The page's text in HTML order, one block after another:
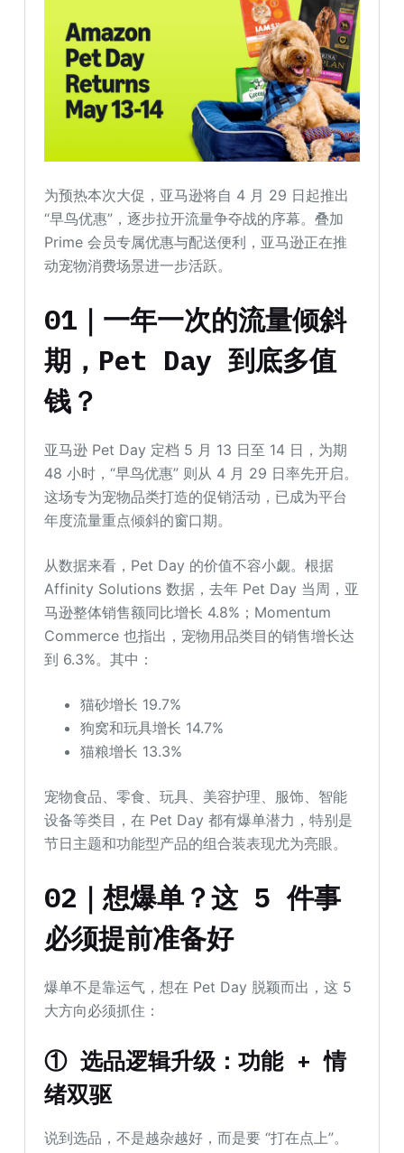
为预热本次大促，亚马逊将自 4 月 29 日起推出
“早鸟优惠”，逐步拉开流量争夺战的序幕。叠加
Prime 会员专属优惠与配送便利，亚马逊正在推
动宠物消费场景进一步活跃。
01｜一年一次的流量倾斜
期，Pet Day 到底多值
钱？
亚马逊 Pet Day 定档 5 月 13 日至 14 日，为期
48 小时，“早鸟优惠” 则从 4 月 29 日率先开启。
这场专为宠物品类打造的促销活动，已成为平台
年度流量重点倾斜的窗口期。
从数据来看，Pet Day 的价值不容小觑。根据
Affinity Solutions 数据，去年 Pet Day 当周，亚
马逊整体销售额同比增长 4.8%；Momentum
Commerce 也指出，宠物用品类目的销售增长达
到 6.3%。其中：
猫砂增长 19.7%
狗窝和玩具增长 14.7%
猫粮增长 13.3%
宠物食品、零食、玩具、美容护理、服饰、智能
设备等类目，在 Pet Day 都有爆单潜力，特别是
节日主题和功能型产品的组合装表现尤为亮眼。
02｜想爆单？这 5 件事
必须提前准备好
爆单不是靠运气，想在 Pet Day 脱颖而出，这 5
大方向必须抓住：
① 选品逻辑升级：功能 + 情
绪双驱
说到选品，不是越杂越好，而是要 “打在点上”。